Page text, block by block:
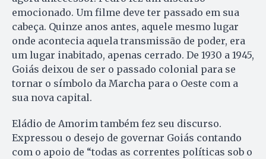
emocionado. Um filme deve ter passado em sua
cabeça. Quinze anos antes, aquele mesmo lugar
onde acontecia aquela transmissão de poder, era
um lugar inabitado, apenas cerrado. De 1930 a 1945,
Goiás deixou de ser o passado colonial para se
tornar o símbolo da Marcha para o Oeste com a
sua nova capital.
Eládio de Amorim também fez seu discurso.
Expressou o desejo de governar Goiás contando
com o apoio de “todas as correntes políticas sob o